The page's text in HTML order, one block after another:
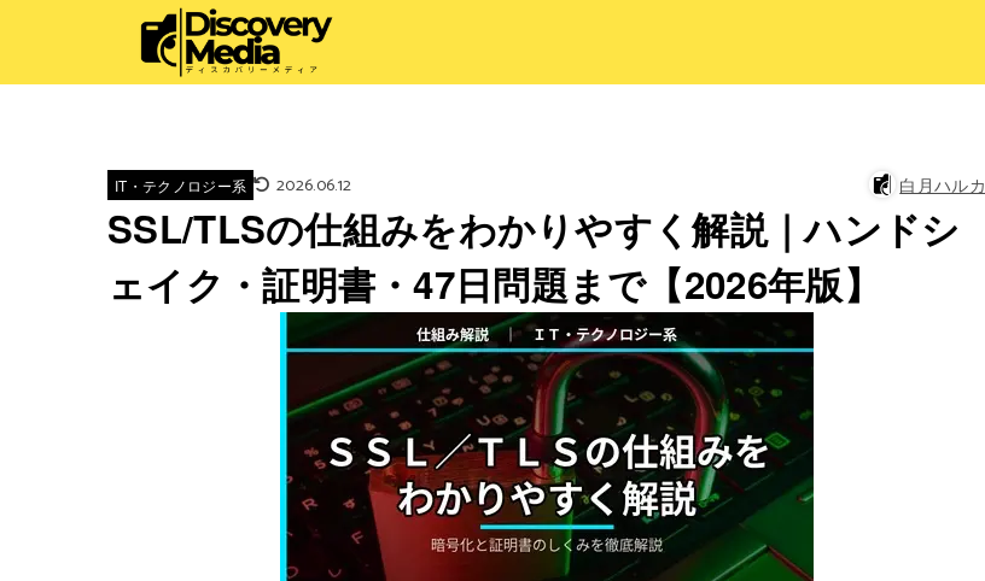
IT・テクノロジー系 2026.06.12 白月ハルカ
SSL/TLSの仕組みをわかりやすく解説｜ハンドシ
ェイク・証明書・47日問題まで【2026年版】